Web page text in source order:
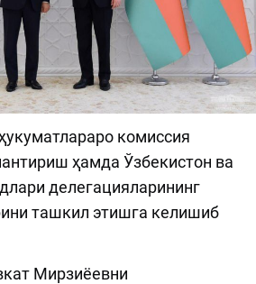
комиссия
ҳамда Ўзбекистон ва
делегацияларининг
ташкил этишга келишиб
Мирзиёевни